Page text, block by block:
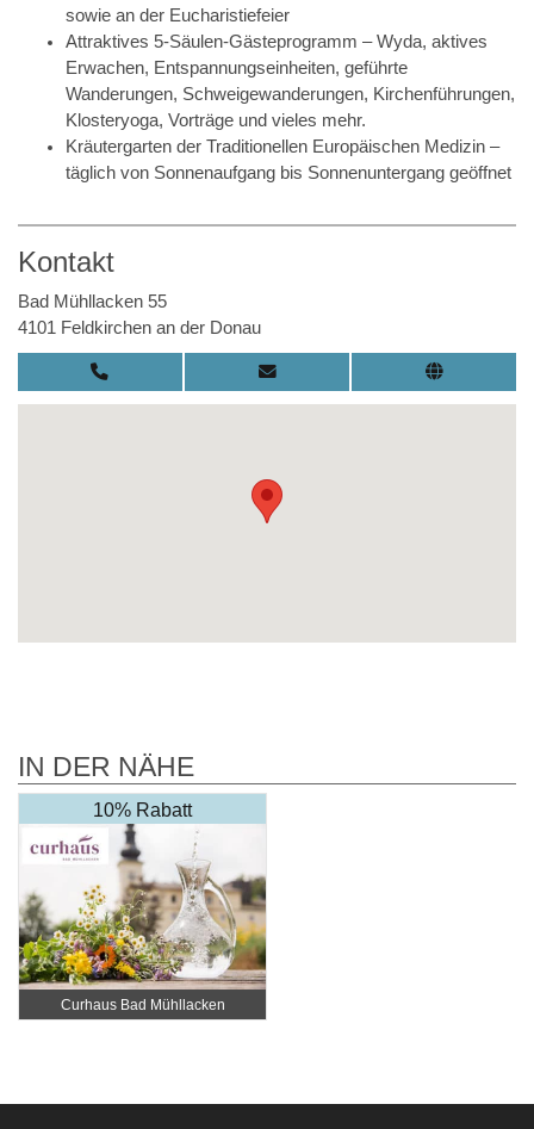
sowie an der Eucharistiefeier
Attraktives 5-Säulen-Gästeprogramm – Wyda, aktives
Erwachen, Entspannungseinheiten, geführte
Wanderungen, Schweigewanderungen, Kirchenführungen,
Klosteryoga, Vorträge und vieles mehr.
Kräutergarten der Traditionellen Europäischen Medizin –
täglich von Sonnenaufgang bis Sonnenuntergang geöffnet
Kontakt
Bad Mühllacken 55
4101 Feldkirchen an der Donau
IN DER NÄHE
10% Rabatt
Curhaus Bad Mühllacken